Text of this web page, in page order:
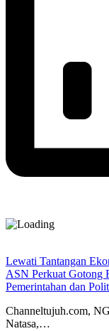
Lewati Tantangan
ASN Perkuat Gotong
Pemerintahan dan
Channeltujuh.com,
Natasa,…